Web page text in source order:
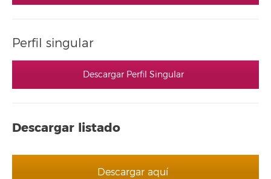
Perfil singular
Descargar Perfil Singular
Descargar listado
Descargar aquí